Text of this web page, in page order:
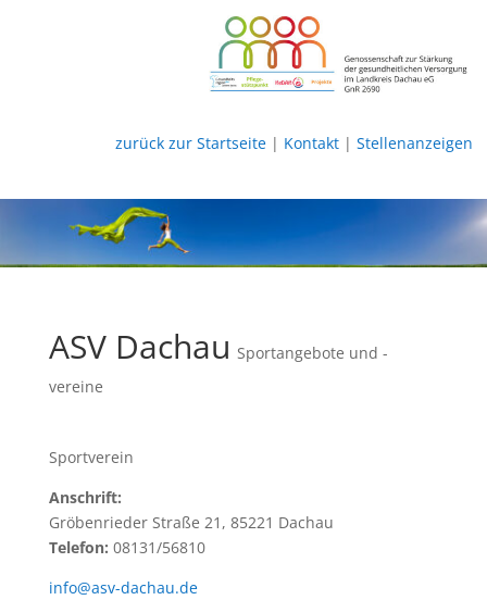
zurück zur Startseite| Kontakt| Stellenanzeigen
ASV Dachau Sportangebote und -
vereine
Sportverein
Anschrift:
Gröbenrieder Straße 21, 85221 Dachau
Telefon: 08131/56810
info@asv-dachau.de